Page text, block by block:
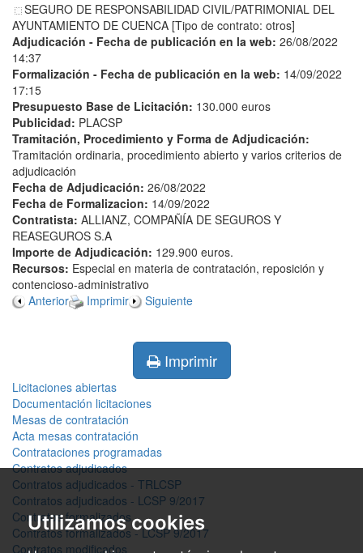
Utilizamos cookies
SEGURO DE RESPONSABILIDAD CIVIL/PATRIMONIAL DEL
AYUNTAMIENTO DE CUENCA [Tipo de contrato: otros]
Adjudicación - Fecha de publicación en la web: 26/08/2022
14:37
Formalización - Fecha de publicación en la web: 14/09/2022
17:15
Presupuesto Base de Licitación: 130.000 euros
Publicidad: PLACSP
Tramitación, Procedimiento y Forma de Adjudicación:
Tramitación ordinaria, procedimiento abierto y varios criterios de
adjudicación
Fecha de Adjudicación: 26/08/2022
Fecha de Formalizacion: 14/09/2022
Contratista: ALLIANZ, COMPAÑÍA DE SEGUROS Y
REASEGUROS S.A
Importe de Adjudicación: 129.900 euros.
Recursos: Especial en materia de contratación, reposición y
contencioso-administrativo
Anterior
Imprimir Siguiente
Imprimir
Licitaciones abiertas
Documentación licitaciones
Mesas de contratación
Acta mesas contratación
Contrataciones programadas
Contratos adjudicados
Contratos adjudicados - TRLCSP
Contratos adjudicados - LCSP 9/2017
Contratos formalizados
Contratos formalizados - LCSP 9/2017
Contratos modificados